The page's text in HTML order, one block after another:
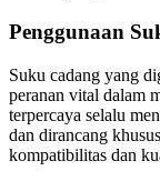
Penggunaan
Suku cadang yang
peranan vital dalam
terpercaya selalu
dan dirancang
kompatibilitas dan